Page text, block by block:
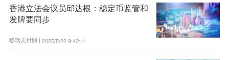
香港立法会议员邱达根：稳定币监管和
发牌要同步
移动支付网 | 2025/5/22 9:42:11